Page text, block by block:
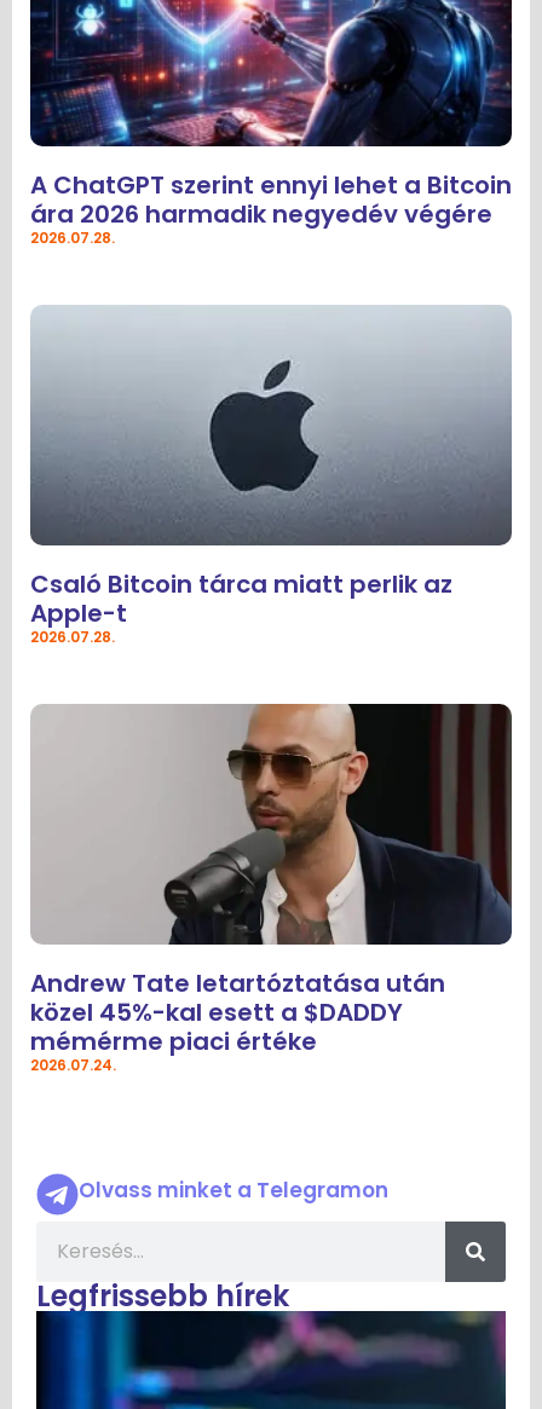
A ChatGPT szerint ennyi lehet a Bitcoin
ára 2026 harmadik negyedév végére
2026.07.28.
Csaló Bitcoin tárca miatt perlik az
Apple-t
2026.07.28.
Andrew Tate letartóztatása után
közel 45%-kal esett a $DADDY
mémérme piaci értéke
2026.07.24.
Olvass minket a Telegramon
Legfrissebb hírek